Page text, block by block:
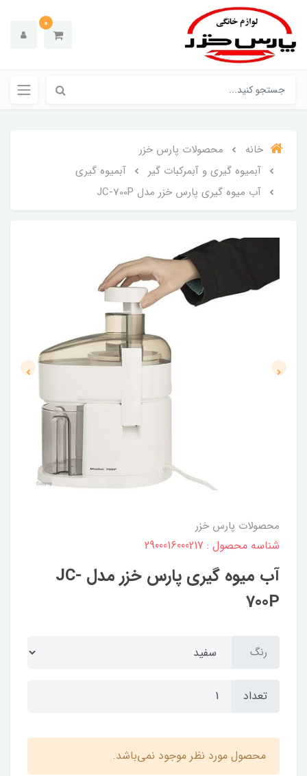
0
خانه
محصولات پارس خزر
آبمیوه گیری و آبمرکبات گیر
آبمیوه گیری
آب میوه گیری پارس خزر مدل JC-700P
محصولات پارس خزر
شناسه محصول : 2900016000217
آب میوه گیری پارس خزر مدل JC-
700P
رنگ
تعداد
محصول مورد نظر موجود نمی‌باشد.